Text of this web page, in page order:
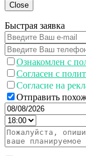
Close
Быстрая заявка
Ознакомлен с
Согласен с
Согласие на
Отправить